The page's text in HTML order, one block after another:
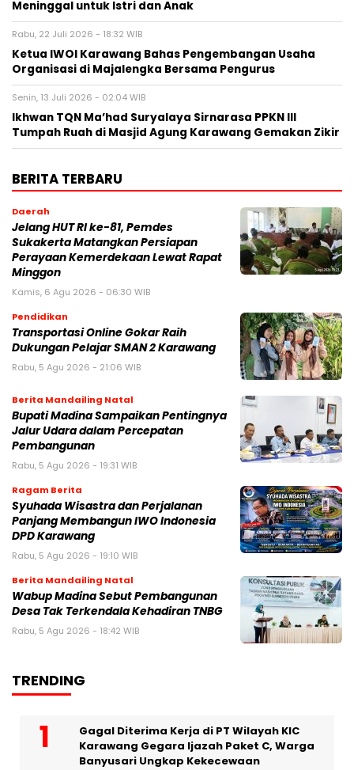
Meninggal untuk Istri dan Anak
Rabu, 22 Juli 2026 - 18:32 WIB
Ketua IWOI Karawang Bahas Pengembangan Usaha
Organisasi di Majalengka Bersama Pengurus
Senin, 13 Juli 2026 - 02:04 WIB
Ikhwan TQN Ma’had Suryalaya Sirnarasa PPKN III
Tumpah Ruah di Masjid Agung Karawang Gemakan Zikir
BERITA TERBARU
Daerah
Jelang HUT RI ke-81, Pemdes
Sukakerta Matangkan Persiapan
Perayaan Kemerdekaan Lewat Rapat
Minggon
Kamis, 6 Agu 2026 - 06:30 WIB
Pendidikan
Transportasi Online Gokar Raih
Dukungan Pelajar SMAN 2 Karawang
Rabu, 5 Agu 2026 - 21:06 WIB
Berita Mandailing Natal
Bupati Madina Sampaikan Pentingnya
Jalur Udara dalam Percepatan
Pembangunan
Rabu, 5 Agu 2026 - 19:31 WIB
Ragam Berita
Syuhada Wisastra dan Perjalanan
Panjang Membangun IWO Indonesia
DPD Karawang
Rabu, 5 Agu 2026 - 19:10 WIB
Berita Mandailing Natal
Wabup Madina Sebut Pembangunan
Desa Tak Terkendala Kehadiran TNBG
Rabu, 5 Agu 2026 - 18:42 WIB
TRENDING
Gagal Diterima Kerja di PT Wilayah KIC
Karawang Gegara Ijazah Paket C, Warga
Banyusari Ungkap Kekecewaan